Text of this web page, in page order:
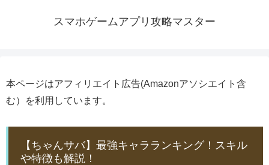
スマホゲームアプリ攻略マスター
本ページはアフィリエイト広告(Amazonアソシエイト含
む）を利用しています。
【ちゃんサバ】最強キャラランキング！スキル
や特徴も解説！